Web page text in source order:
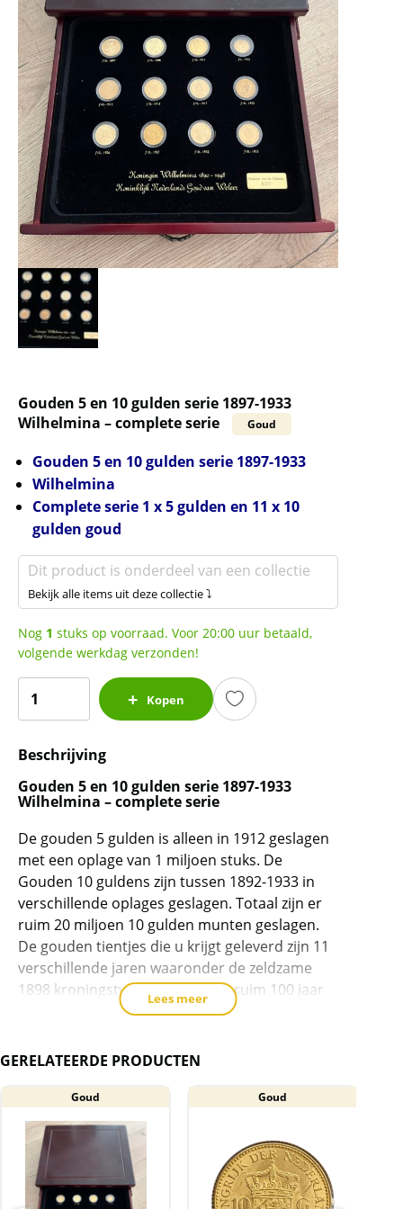
Gouden 5 en 10 gulden serie 1897-1933
Wilhelmina – complete serie
Goud
Gouden 5 en 10 gulden serie 1897-1933
Wilhelmina
Complete serie 1 x 5 gulden en 11 x 10
gulden goud
Dit product is onderdeel van een collectie
Bekijk alle items uit deze collectie ⤵
Nog 1 stuks op voorraad. Voor 20:00 uur betaald,
volgende werkdag verzonden!
10
gulden
serie
1933
Wilhelmina
-
complete
serie
aantal
Kopen
Beschrijving
Gouden 5 en 10 gulden serie 1897-1933
Wilhelmina – complete serie
De gouden 5 gulden is alleen in 1912 geslagen
met een oplage van 1 miljoen stuks. De
Gouden 10 guldens zijn tussen 1892-1933 in
verschillende oplages geslagen. Totaal zijn er
ruim 20 miljoen 10 gulden munten geslagen.
De gouden tientjes die u krijgt geleverd zijn 11
verschillende jaren waaronder de zeldzame
1898 kroningstype tientje. In de ruim 100 jaar
na uitgifte, zijn er heel veel gouden tientjes van
geleverd in een luxe houten box, totaal 12
geslagen tussen 1897 en 1933. De 10 gulden
met de jaren 1892 en 1895 zijn heel zeldzaam,
deze zitten niet in deze serie.
Een tientje weegt 6,72 gram en bevat 900/1000
(90%) goud = 6,048 gram puur goud per munt.
Lees meer
GERELATEERDE PRODUCTEN
Goud Goud